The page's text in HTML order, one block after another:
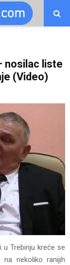
nosilac liste
(Video)
u Trebinju kreće se
nekoliko ranijih